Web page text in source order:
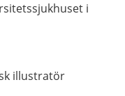
i
illustratör